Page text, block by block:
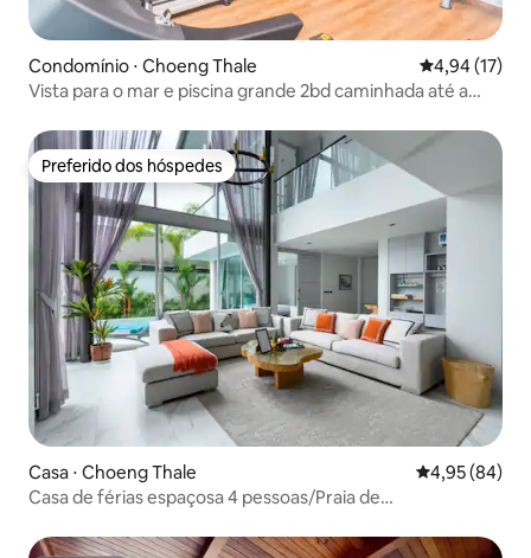
Condomínio ⋅ Choeng Thale 4,94 de uma
4,94 (17)
Vista para o mar e piscina grande 2bd caminhada até a
Preferido dos hóspedes
Preferido dos hóspedes
Casa ⋅ Choeng Thale 4,95 de uma
4,95 (84)
Casa de férias espaçosa 4 pessoas/Praia de